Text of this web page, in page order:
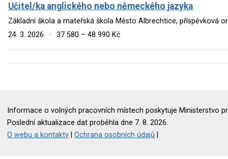
Učitel/ka anglického nebo německého jazyka
Základní škola a mateřská škola Město Albrechtice, příspěvková
24. 3. 2026
· 37 580 – 48 990 Kč
Informace o volných pracovních místech poskytuje Ministerstvo
Poslední aktualizace dat proběhla dne 7. 8. 2026.
O webu a kontakty |Ochrana osobních údajů